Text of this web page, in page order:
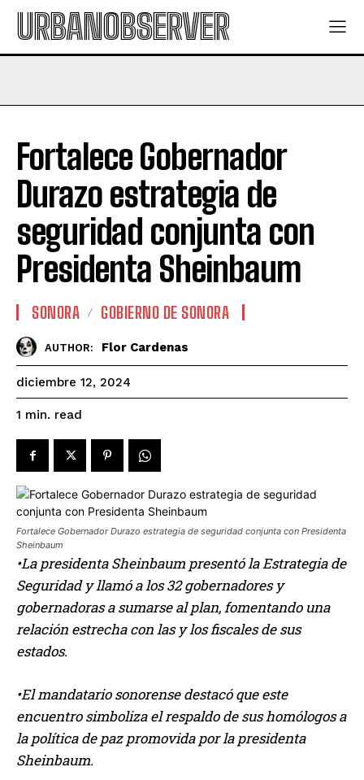
URBANOBSERVER
Fortalece Gobernador
Durazo estrategia de
seguridad conjunta con
Presidenta Sheinbaum
SONORA GOBIERNO DE SONORA
AUTHOR: Flor Cardenas
diciembre 12, 2024
1 min. read
Fortalece Gobernador Durazo estrategia de seguridad conjunta con Presidenta
Sheinbaum
•La presidenta Sheinbaum presentó la Estrategia de
Seguridad y llamó a los 32 gobernadores y
gobernadoras a sumarse al plan, fomentando una
relación estrecha con las y los fiscales de sus
estados.
•El mandatario sonorense destacó que este
encuentro simboliza el respaldo de sus homólogos a
la política de paz promovida por la presidenta
Sheinbaum.